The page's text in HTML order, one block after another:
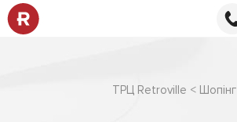
ТРЦ Retroville Шопінг